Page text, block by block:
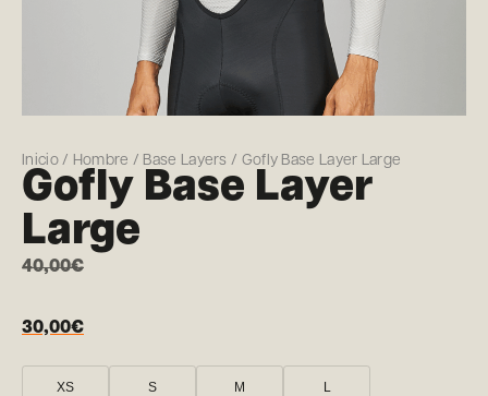
Inicio/ Hombre / Base Layers / Gofly Base Layer Large
Gofly Base Layer
Large
40,00€
30,00€
XS S M L